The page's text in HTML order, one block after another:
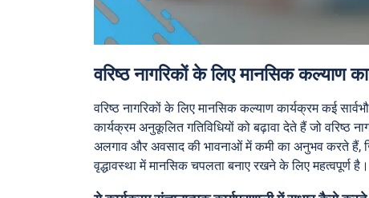
वरिष्ठ नागरिकों के लिए मानसिक कल्याण
वरिष्ठ नागरिकों के लिए मानसिक कल्याण कार्यक्रम कई
कार्यक्रम अनुकूलित गतिविधियों को बढ़ावा देते हैं जो वरिष्ठ
अलगाव और अवसाद की भावनाओं में कमी का अनुभव करते हैं,
वृद्धावस्था में मानसिक चपलता बनाए रखने के लिए महत्वपूर्ण है।